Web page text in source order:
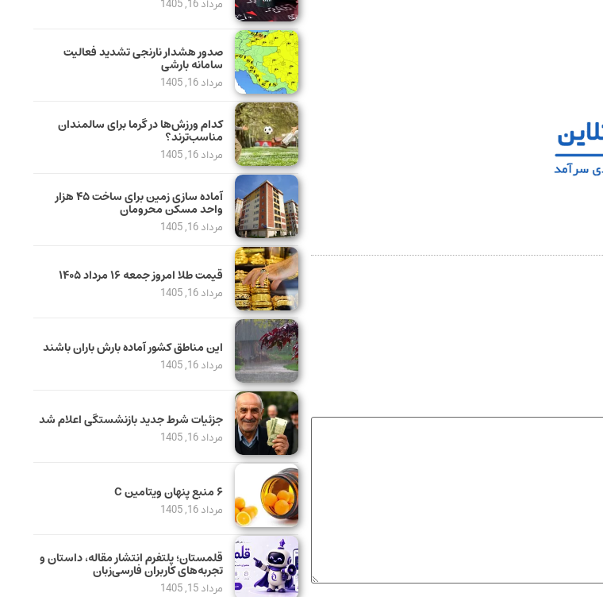
مرداد 16, 1405
صدور هشدار نارنجی تشدید فعالیت
سامانه بارشی
مرداد 16, 1405
کدام ورزش‌ها در گرما برای سالمندان
مناسب‌ترند؟
مرداد 16, 1405
آماده سازی زمین برای ساخت ۴۵ هزار
واحد مسکن محرومان
مرداد 16, 1405
قیمت طلا امروز جمعه ۱۶ مرداد ۱۴۰۵
مرداد 16, 1405
این مناطق کشور آماده بارش باران باشند
مرداد 16, 1405
جزئیات شرط جدید بازنشستگی اعلام شد
مرداد 16, 1405
۶ منبع پنهان ویتامین C
مرداد 16, 1405
قلمستان؛ پلتفرم انتشار مقاله، داستان و
تجربه‌های کاربران فارسی‌زبان
مرداد 15, 1405